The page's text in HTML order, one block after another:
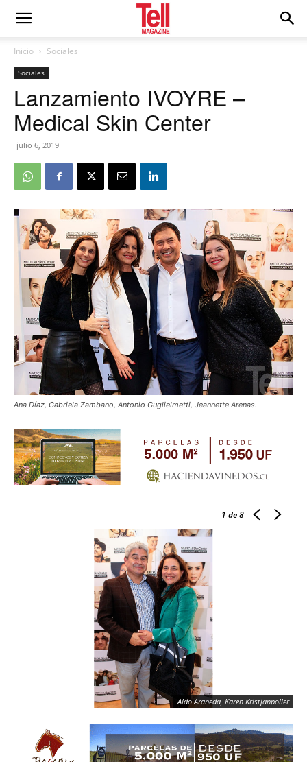
Inicio Sociales
Sociales
Lanzamiento IVOYRE –
Medical Skin Center
julio 6, 2019
Ana Díaz, Gabriela Zambano, Antonio Guglielmetti, Jeannette Arenas.
1 de 8
Aldo Araneda, Karen Kristjanpoller